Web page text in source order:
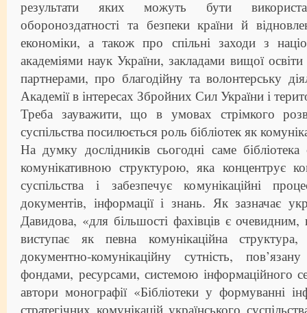
результати яких можуть бути
обороноздатності та безпеки країни й
економіки, а також про спільні заходи з
академіями наук України, закладами вищої
партнерами, про благодійну та волонтерську
Академії в інтересах Збройних Сил України і
Треба зауважити, що в умовах стрімкого
суспільства посилюється роль бібліотек як
На думку дослідників сьогодні саме
комунікативною структурою, яка концентрує
суспільства і забезпечує комунікаційні
документів, інформації і знань. Як зазначає
Давидова, «для більшості фахівців є очевидним,
виступає як певна комунікаційна структура,
документно-комунікаційну сутність,
фондами, ресурсами, системою інформаційного
автори монографії «Бібліотеки у формуванні
стратегічних комунікацій українського